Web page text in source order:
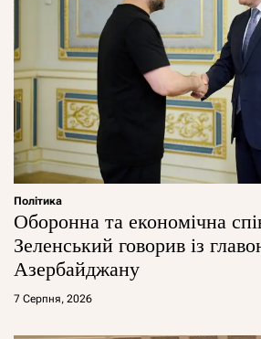
Політика
Оборонна та економічна
Зеленський говорив із
Азербайджану
7 Серпня, 2026